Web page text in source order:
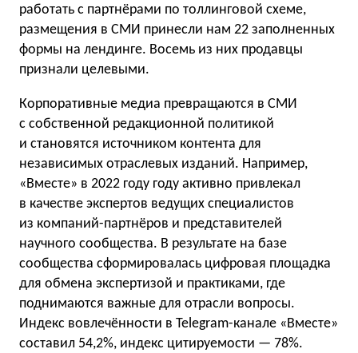
работать с партнёрами по толлинговой схеме,
размещения в СМИ принесли нам 22 заполненных
формы на лендинге. Восемь из них продавцы
признали целевыми.
Корпоративные медиа превращаются в СМИ
с собственной редакционной политикой
и становятся источником контента для
независимых отраслевых изданий. Например,
«Вместе» в 2022 году году активно привлекал
в качестве экспертов ведущих специалистов
из компаний-партнёров и представителей
научного сообщества. В результате на базе
сообщества сформировалась цифровая площадка
для обмена экспертизой и практиками, где
поднимаются важные для отрасли вопросы.
Индекс вовлечённости в Telegram-канале «Вместе»
составил 54,2%, индекс цитируемости — 78%.